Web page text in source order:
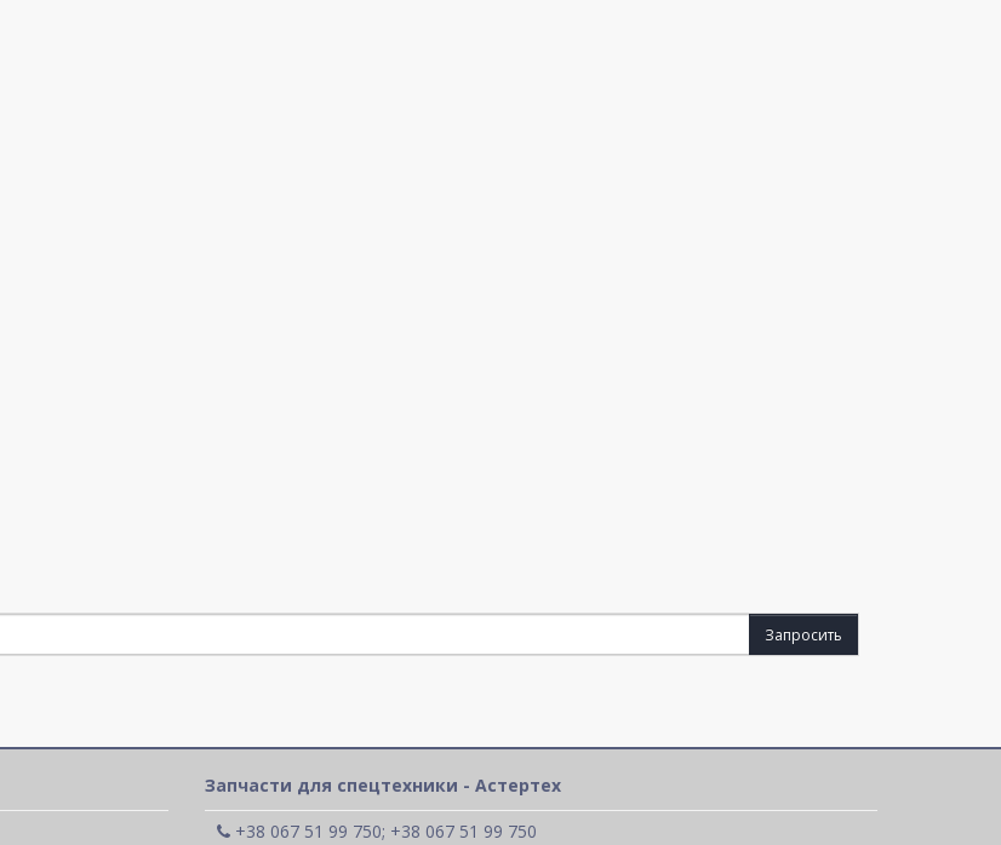
Запросить
Запчасти для спецтехники - Астертех
+38 067 51 99 750; +38 067 51 99 750